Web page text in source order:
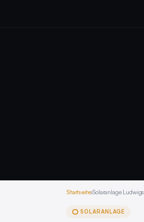
Startseite›Solaranlage
SOLARANLAGE